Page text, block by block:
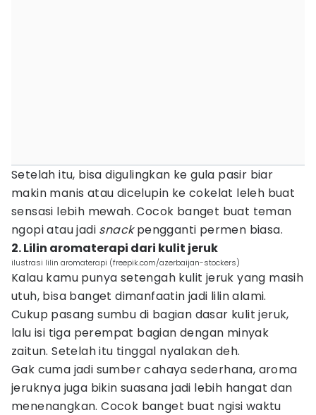
Setelah itu, bisa digulingkan ke gula pasir biar
makin manis atau dicelupin ke cokelat leleh buat
sensasi lebih mewah. Cocok banget buat teman
ngopi atau jadi snackpengganti permen biasa.
2. Lilin aromaterapi dari kulit jeruk
ilustrasi lilin aromaterapi (freepik.com/azerbaijan-stockers)
Kalau kamu punya setengah kulit jeruk yang masih
utuh, bisa banget dimanfaatin jadi lilin alami.
Cukup pasang sumbu di bagian dasar kulit jeruk,
lalu isi tiga perempat bagian dengan minyak
zaitun. Setelah itu tinggal nyalakan deh.
Gak cuma jadi sumber cahaya sederhana, aroma
jeruknya juga bikin suasana jadi lebih hangat dan
menenangkan. Cocok banget buat ngisi waktu